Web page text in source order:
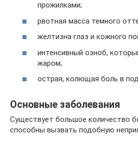
прожилками;
рвотная масса темного
желтизна глаз и кожного
интенсивный озноб,
жаром;
острая, колющая боль в
Основные заболевания
Существует большое количество
способны вызвать подобную